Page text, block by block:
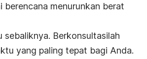
berencana menurunkan berat
Berkonsultasilah
yang paling tepat bagi Anda.